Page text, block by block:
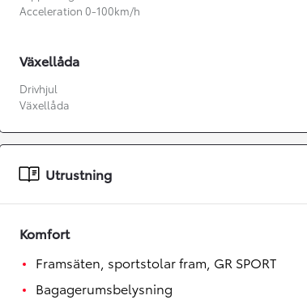
Toyota GR Supra
Acceleration 0-100km/h
Växellåda
Drivhjul
Växellåda
Utrustning
Komfort
Framsäten, sportstolar fram, GR SPORT
Bagagerumsbelysning